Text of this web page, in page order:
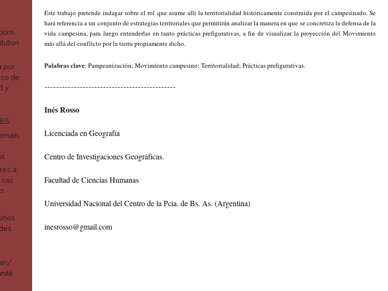
por
de
y
à
Este trabajo pretende indagar sobre el rol que asume allí la territorialidad históricamente construida por el campesinado. Se
hará referencia a un conjunto de estrategias territoriales que permitirán analizar la manera en que se concretiza la defensa de la
vida campesina, para luego entenderlas en tanto prácticas prefigurativas, a fin de visualizar la proyección del Movimiento
más allá del conflicto por la tierra propiamente dicho.
Palabras clave: Pampeanización; Movimiento campesino; Territorialidad; Prácticas prefigurativas.
---------------------------------------------
Inés Rosso
Licenciada en Geografía
Centro de Investigaciones Geográficas.
Facultad de Ciencias Humanas
Universidad Nacional del Centro de la Pcia. de Bs. As. (Argentina)
inesrosso@gmail.com